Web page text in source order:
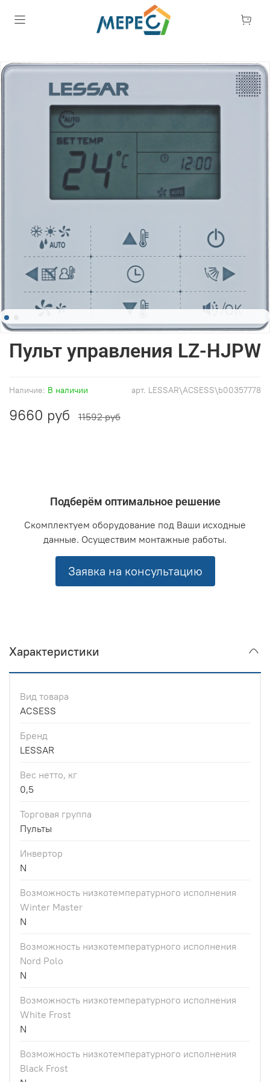
арт. LESSAR\ACSESS\b00357778
Наличие: В наличии
Пульт управления LZ-HJPW
9660 руб 11592 руб
Подберём оптимальное решение
Скомплектуем оборудование под Ваши исходные
данные. Осуществим монтажные работы.
Заявка на консультацию
Характеристики
Вид товара
ACSESS
Бренд
LESSAR
Вес нетто, кг
0,5
Торговая группа
Пульты
Инвертор
N
Возможность низкотемпературного исполнения
Winter Master
N
Возможность низкотемпературного исполнения
Nord Polo
N
Возможность низкотемпературного исполнения
White Frost
N
Возможность низкотемпературного исполнения
Black Frost